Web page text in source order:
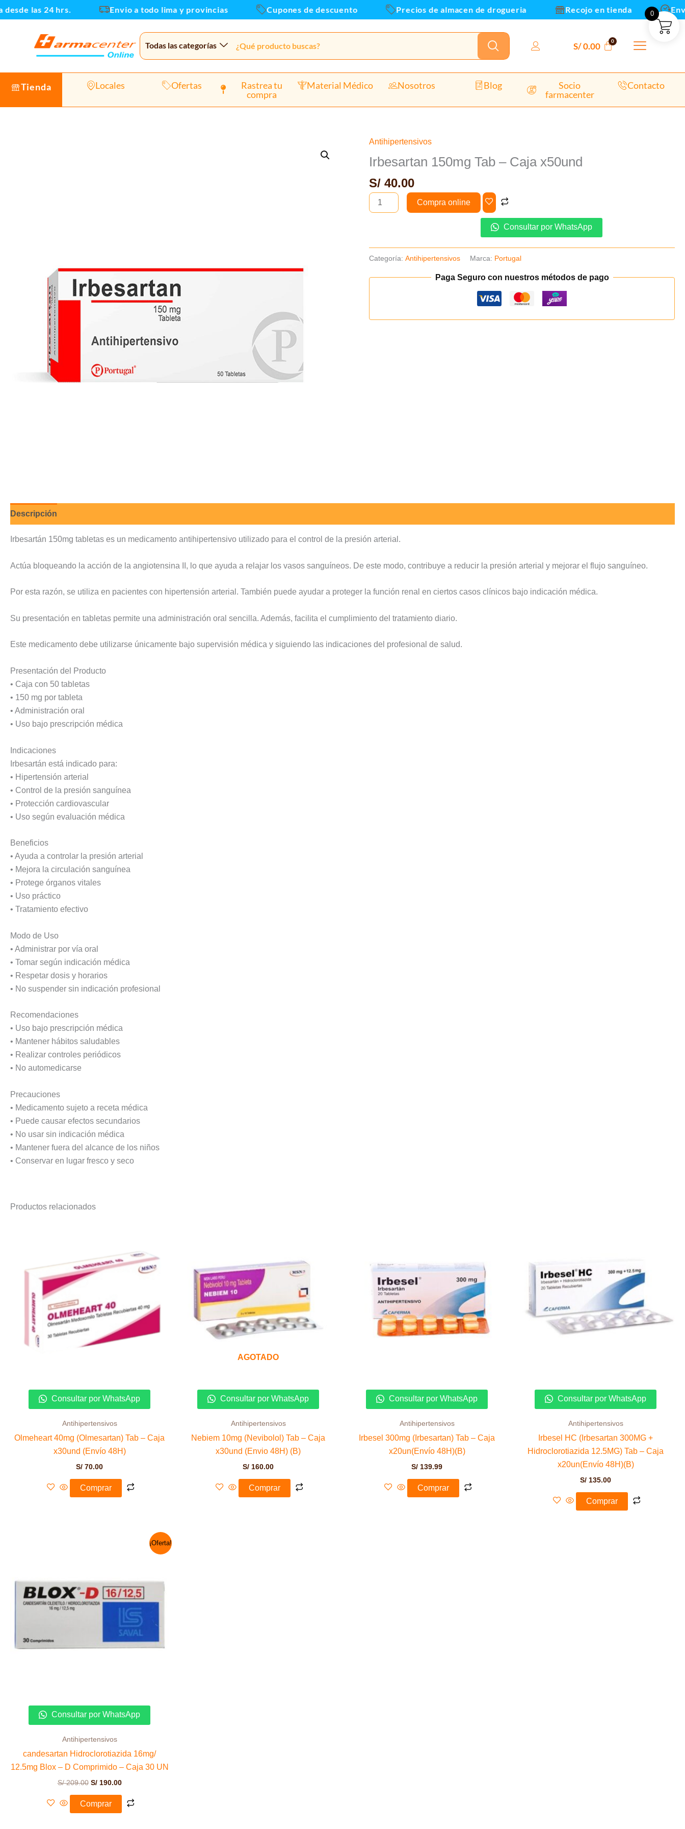
al
las 24 hrs. Envio a todo lima y provincias Cupones de descuento Precios de almacen de drogueria Recojo en tienda Envios
Todas las categorías S/0.00
Tienda Locales Ofertas
Rastrea tu
compra
Material Médico Nosotros Blog
Socio
farmacenter
Contacto
Antihipertensivos
Irbesartan 150mg Tab – Caja x50und
S/ 40.00
Irbesartan
150mg
-
Caja
x50und
Compra online
Consultar por WhatsApp
Categoría:Antihipertensivos Marca: Portugal
Paga Seguro con nuestros métodos de pago
Descripción
Irbesartán 150mg tabletas es un medicamento antihipertensivo utilizado para el control de la presión arterial.
Actúa bloqueando la acción de la angiotensina II, lo que ayuda a relajar los vasos sanguíneos. De este modo, contribuye a reducir la presión arterial y mejorar el flujo sanguíneo.
Por esta razón, se utiliza en pacientes con hipertensión arterial. También puede ayudar a proteger la función renal en ciertos casos clínicos bajo indicación médica.
Su presentación en tabletas permite una administración oral sencilla. Además, facilita el cumplimiento del tratamiento diario.
Este medicamento debe utilizarse únicamente bajo supervisión médica y siguiendo las indicaciones del profesional de salud.
Presentación del Producto
• Caja con 50 tabletas
• 150 mg por tableta
• Administración oral
• Uso bajo prescripción médica
Indicaciones
Irbesartán está indicado para:
• Hipertensión arterial
• Control de la presión sanguínea
• Protección cardiovascular
• Uso según evaluación médica
Beneficios
• Ayuda a controlar la presión arterial
• Mejora la circulación sanguínea
• Protege órganos vitales
• Uso práctico
• Tratamiento efectivo
Modo de Uso
• Administrar por vía oral
• Tomar según indicación médica
• Respetar dosis y horarios
• No suspender sin indicación profesional
Recomendaciones
• Uso bajo prescripción médica
• Mantener hábitos saludables
• Realizar controles periódicos
• No automedicarse
Precauciones
• Medicamento sujeto a receta médica
• Puede causar efectos secundarios
• No usar sin indicación médica
• Mantener fuera del alcance de los niños
• Conservar en lugar fresco y seco
Productos relacionados
Consultar por WhatsApp
Antihipertensivos
Olmeheart 40mg (Olmesartan) Tab – Caja
x30und (Envío 48H)
S/ 70.00
Comprar
AGOTADO
Consultar por WhatsApp
Antihipertensivos
Nebiem 10mg (Nevibolol) Tab – Caja
x30und (Envio 48H) (B)
S/ 160.00
Comprar
Consultar por WhatsApp
Antihipertensivos
Irbesel 300mg (Irbesartan) Tab – Caja
x20un(Envío 48H)(B)
S/ 139.99
Comprar
Consultar por WhatsApp
Antihipertensivos
Irbesel HC (Irbesartan 300MG +
Hidroclorotiazida 12.5MG) Tab – Caja
x20un(Envío 48H)(B)
S/ 135.00
Comprar
¡Oferta!
Consultar por WhatsApp
Antihipertensivos
candesartan Hidroclorotiazida 16mg/
12.5mg Blox – D Comprimido – Caja 30 UN
S/209.00 S/190.00
Comprar
0